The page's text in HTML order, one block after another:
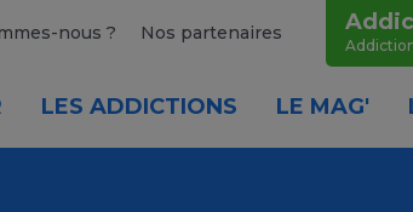
nous ? Nos partenaires
LES ADDICTIONS LE MAG'